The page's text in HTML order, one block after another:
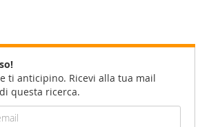
ti anticipino. Ricevi alla tua mail
di questa ricerca.